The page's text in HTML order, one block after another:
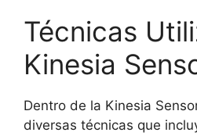
Técnicas
Kinesia
Dentro de la Kinesia
diversas técnicas que